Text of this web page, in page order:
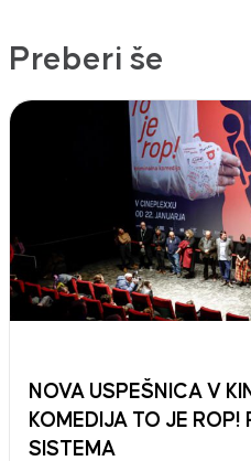
Preberi še
NOVA USPEŠNICA V
KOMEDIJA TO JE
SISTEMA